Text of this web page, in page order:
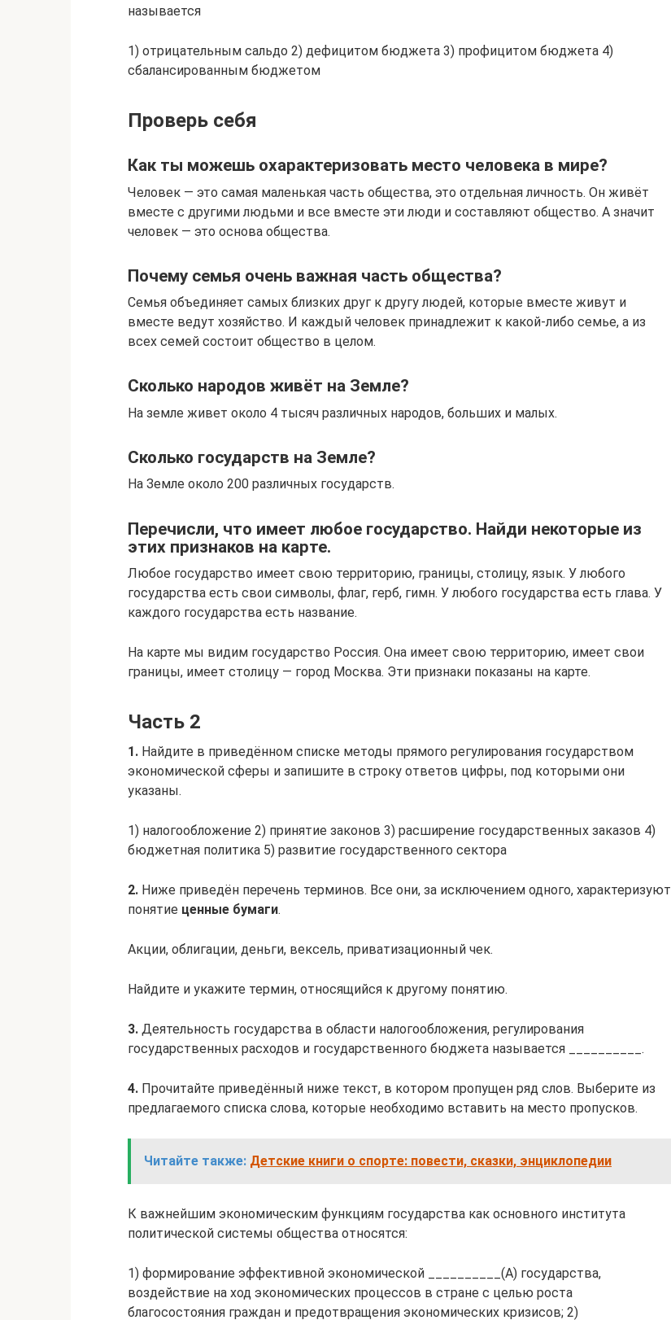
называется
1) отрицательным сальдо 2) дефицитом бюджета 3) профицитом бюджета 4)
сбалансированным бюджетом
Проверь себя
Как ты можешь охарактеризовать место человека в мире?
Человек — это самая маленькая часть общества, это отдельная личность. Он живёт
вместе с другими людьми и все вместе эти люди и составляют общество. А значит
человек — это основа общества.
Почему семья очень важная часть общества?
Семья объединяет самых близких друг к другу людей, которые вместе живут и
вместе ведут хозяйство. И каждый человек принадлежит к какой-либо семье, а из
всех семей состоит общество в целом.
Сколько народов живёт на Земле?
На земле живет около 4 тысяч различных народов, больших и малых.
Сколько государств на Земле?
На Земле около 200 различных государств.
Перечисли, что имеет любое государство. Найди некоторые из
этих признаков на карте.
Любое государство имеет свою территорию, границы, столицу, язык. У любого
государства есть свои символы, флаг, герб, гимн. У любого государства есть глава. У
каждого государства есть название.
На карте мы видим государство Россия. Она имеет свою территорию, имеет свои
границы, имеет столицу — город Москва. Эти признаки показаны на карте.
Часть 2
1. Найдите в приведённом списке методы прямого регулирования государством
экономической сферы и запишите в строку ответов цифры, под которыми они
указаны.
1) налогообложение 2) принятие законов 3) расширение государственных заказов 4)
бюджетная политика 5) развитие государственного сектора
2. Ниже приведён перечень терминов. Все они, за исключением одного, характеризуют
понятие ценные бумаги.
Акции, облигации, деньги, вексель, приватизационный чек.
Найдите и укажите термин, относящийся к другому понятию.
3. Деятельность государства в области налогообложения, регулирования
государственных расходов и государственного бюджета называется __________.
4. Прочитайте приведённый ниже текст, в котором пропущен ряд слов. Выберите из
предлагаемого списка слова, которые необходимо вставить на место пропусков.
Читайте также: Детские книги о спорте: повести, сказки, энциклопедии
К важнейшим экономическим функциям государства как основного института
политической системы общества относятся:
1) формирование эффективной экономической __________(А) государства,
воздействие на ход экономических процессов в стране с целью роста
благосостояния граждан и предотвращения экономических кризисов; 2)